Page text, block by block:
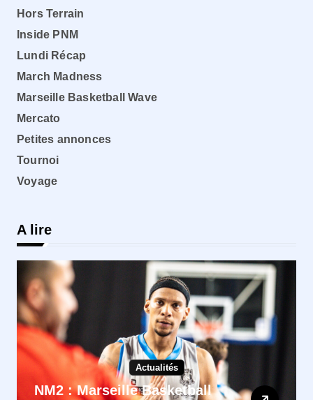
Hors Terrain
Inside PNM
Lundi Récap
March Madness
Marseille Basketball Wave
Mercato
Petites annonces
Tournoi
Voyage
A lire
Actualités
NM2 : Marseille Basketball